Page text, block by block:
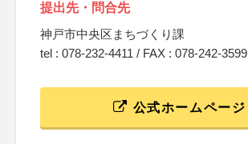
提出先・問合先
神戸市中央区まちづくり課
tel : 078-232-4411 / FAX : 078-242-3599
公式ホームページ